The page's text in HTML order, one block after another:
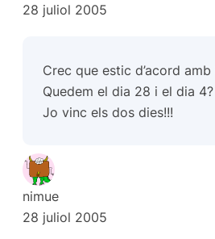
28 juliol 2005
Crec que estic d’acord
Quedem el dia 28 i el dia 4?
Jo vinc els dos dies!!!
nimue
28 juliol 2005